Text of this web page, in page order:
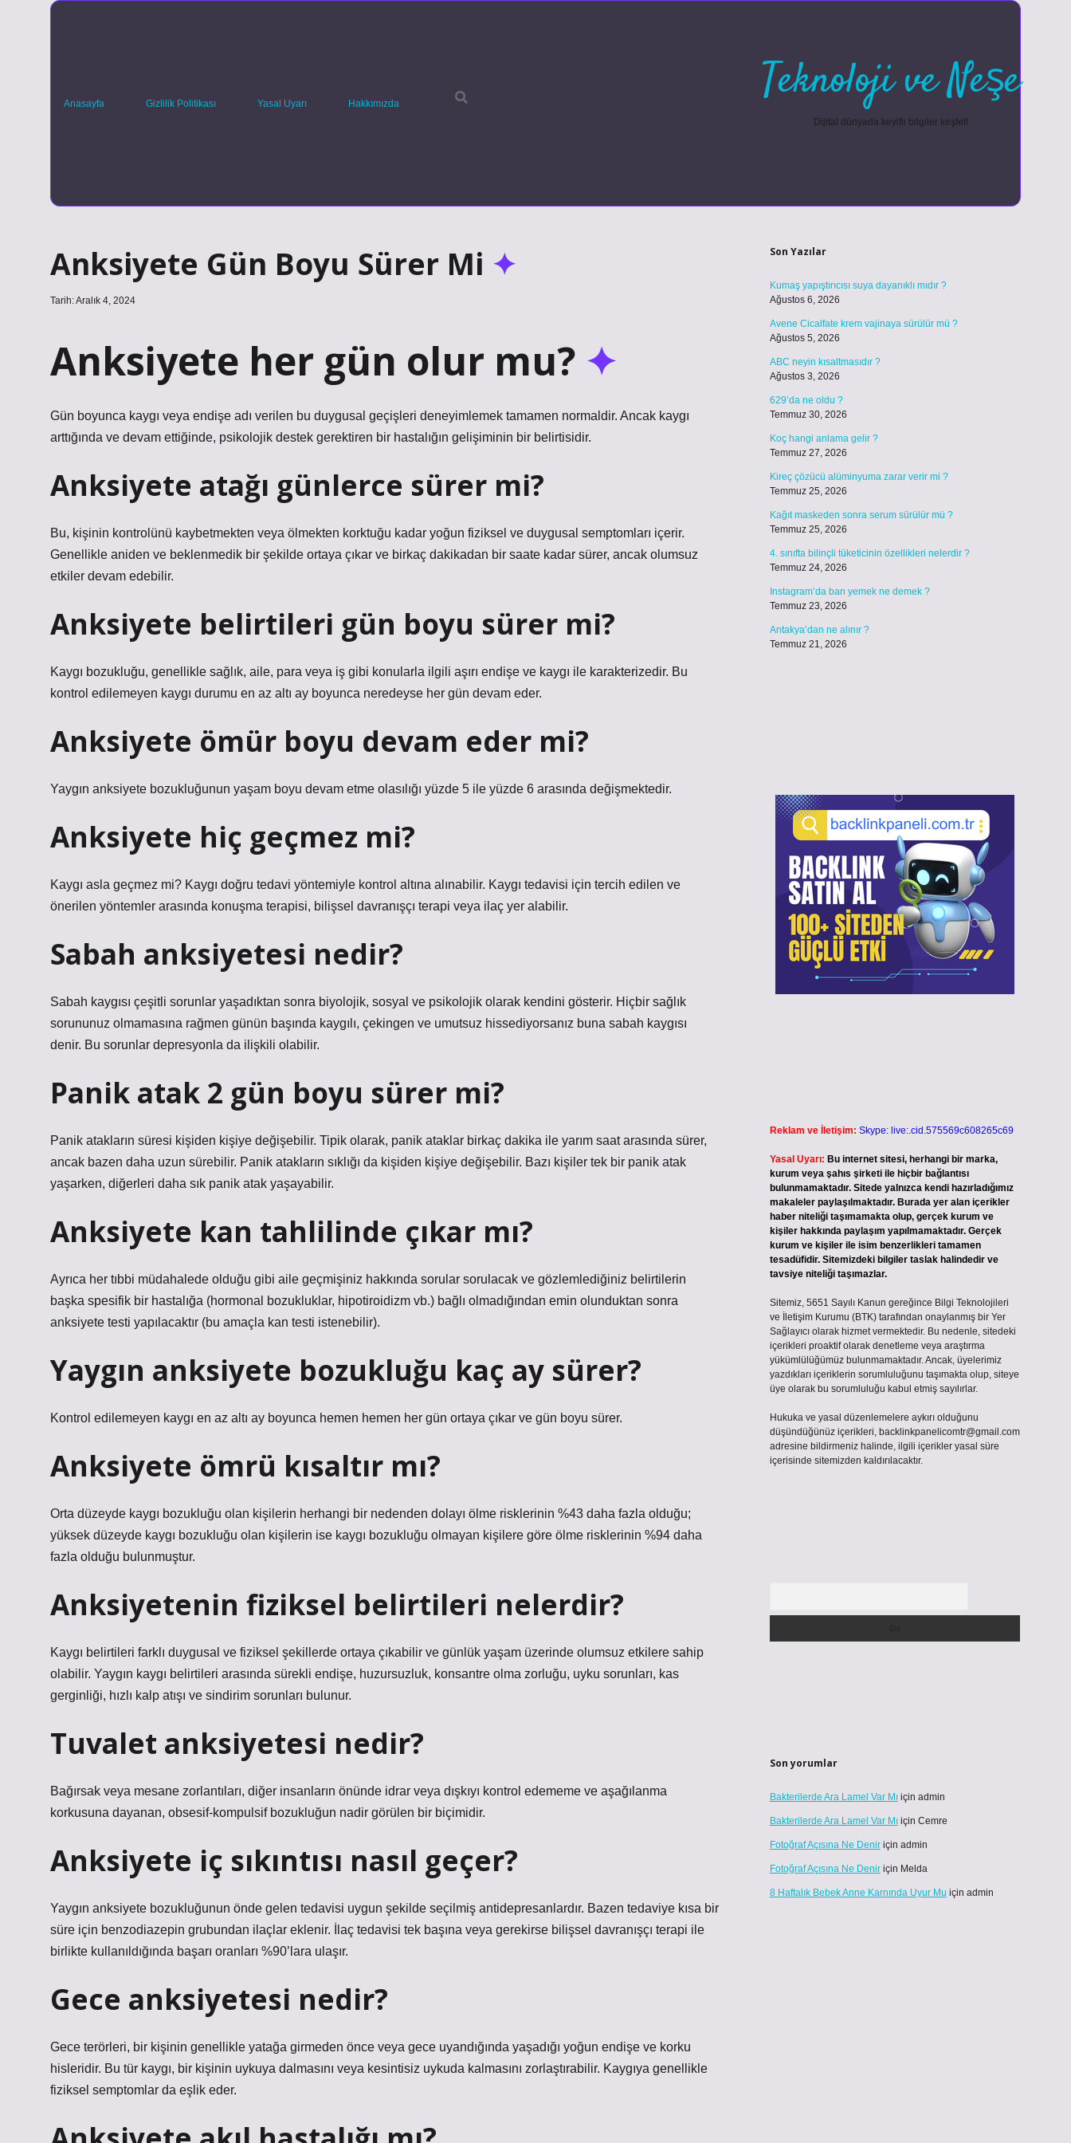
Anasayfa Gizlilik Politikası Yasal Uyarı Hakkımızda Teknoloji ve Neşe
Dijital dünyada keyifli bilgiler keşfet!
Anksiyete Gün Boyu Sürer Mi
Tarih: Aralık 4, 2024
Anksiyete her gün olur mu?
Gün boyunca kaygı veya endişe adı verilen bu duygusal geçişleri deneyimlemek tamamen normaldir. Ancak kaygı
arttığında ve devam ettiğinde, psikolojik destek gerektiren bir hastalığın gelişiminin bir belirtisidir.
Anksiyete atağı günlerce sürer mi?
Bu, kişinin kontrolünü kaybetmekten veya ölmekten korktuğu kadar yoğun fiziksel ve duygusal semptomları içerir.
Genellikle aniden ve beklenmedik bir şekilde ortaya çıkar ve birkaç dakikadan bir saate kadar sürer, ancak olumsuz
etkiler devam edebilir.
Anksiyete belirtileri gün boyu sürer mi?
Kaygı bozukluğu, genellikle sağlık, aile, para veya iş gibi konularla ilgili aşırı endişe ve kaygı ile karakterizedir. Bu
kontrol edilemeyen kaygı durumu en az altı ay boyunca neredeyse her gün devam eder.
Anksiyete ömür boyu devam eder mi?
Yaygın anksiyete bozukluğunun yaşam boyu devam etme olasılığı yüzde 5 ile yüzde 6 arasında değişmektedir.
Anksiyete hiç geçmez mi?
Kaygı asla geçmez mi? Kaygı doğru tedavi yöntemiyle kontrol altına alınabilir. Kaygı tedavisi için tercih edilen ve
önerilen yöntemler arasında konuşma terapisi, bilişsel davranışçı terapi veya ilaç yer alabilir.
Sabah anksiyetesi nedir?
Sabah kaygısı çeşitli sorunlar yaşadıktan sonra biyolojik, sosyal ve psikolojik olarak kendini gösterir. Hiçbir sağlık
sorununuz olmamasına rağmen günün başında kaygılı, çekingen ve umutsuz hissediyorsanız buna sabah kaygısı
denir. Bu sorunlar depresyonla da ilişkili olabilir.
Panik atak 2 gün boyu sürer mi?
Panik atakların süresi kişiden kişiye değişebilir. Tipik olarak, panik ataklar birkaç dakika ile yarım saat arasında sürer,
ancak bazen daha uzun sürebilir. Panik atakların sıklığı da kişiden kişiye değişebilir. Bazı kişiler tek bir panik atak
yaşarken, diğerleri daha sık panik atak yaşayabilir.
Anksiyete kan tahlilinde çıkar mı?
Ayrıca her tıbbi müdahalede olduğu gibi aile geçmişiniz hakkında sorular sorulacak ve gözlemlediğiniz belirtilerin
başka spesifik bir hastalığa (hormonal bozukluklar, hipotiroidizm vb.) bağlı olmadığından emin olunduktan sonra
anksiyete testi yapılacaktır (bu amaçla kan testi istenebilir).
Yaygın anksiyete bozukluğu kaç ay sürer?
Kontrol edilemeyen kaygı en az altı ay boyunca hemen hemen her gün ortaya çıkar ve gün boyu sürer.
Anksiyete ömrü kısaltır mı?
Orta düzeyde kaygı bozukluğu olan kişilerin herhangi bir nedenden dolayı ölme risklerinin %43 daha fazla olduğu;
yüksek düzeyde kaygı bozukluğu olan kişilerin ise kaygı bozukluğu olmayan kişilere göre ölme risklerinin %94 daha
fazla olduğu bulunmuştur.
Anksiyetenin fiziksel belirtileri nelerdir?
Kaygı belirtileri farklı duygusal ve fiziksel şekillerde ortaya çıkabilir ve günlük yaşam üzerinde olumsuz etkilere sahip
olabilir. Yaygın kaygı belirtileri arasında sürekli endişe, huzursuzluk, konsantre olma zorluğu, uyku sorunları, kas
gerginliği, hızlı kalp atışı ve sindirim sorunları bulunur.
Tuvalet anksiyetesi nedir?
Bağırsak veya mesane zorlantıları, diğer insanların önünde idrar veya dışkıyı kontrol edememe ve aşağılanma
korkusuna dayanan, obsesif-kompulsif bozukluğun nadir görülen bir biçimidir.
Anksiyete iç sıkıntısı nasıl geçer?
Yaygın anksiyete bozukluğunun önde gelen tedavisi uygun şekilde seçilmiş antidepresanlardır. Bazen tedaviye kısa bir
süre için benzodiazepin grubundan ilaçlar eklenir. İlaç tedavisi tek başına veya gerekirse bilişsel davranışçı terapi ile
birlikte kullanıldığında başarı oranları %90’lara ulaşır.
Gece anksiyetesi nedir?
Gece terörleri, bir kişinin genellikle yatağa girmeden önce veya gece uyandığında yaşadığı yoğun endişe ve korku
hisleridir. Bu tür kaygı, bir kişinin uykuya dalmasını veya kesintisiz uykuda kalmasını zorlaştırabilir. Kaygıya genellikle
fiziksel semptomlar da eşlik eder.
Son Yazılar
Kumaş yapıştırıcısı suya dayanıklı mıdır ?
Ağustos 6, 2026
Avene Cicalfate krem vajinaya sürülür mü ?
Ağustos 5, 2026
ABC neyin kısaltmasıdır ?
Ağustos 3, 2026
629’da ne oldu ?
Temmuz 30, 2026
Koç hangi anlama gelir ?
Temmuz 27, 2026
Kireç çözücü alüminyuma zarar verir mi ?
Temmuz 25, 2026
Kağıt maskeden sonra serum sürülür mü ?
Temmuz 25, 2026
4. sınıfta bilinçli tüketicinin özellikleri nelerdir ?
Temmuz 24, 2026
Instagram’da ban yemek ne demek ?
Temmuz 23, 2026
Antakya’dan ne alınır ?
Temmuz 21, 2026
Reklam ve İletişim: Skype: live:.cid.575569c608265c69
Yasal Uyarı: Bu internet sitesi, herhangi bir marka,
kurum veya şahıs şirketi ile hiçbir bağlantısı
bulunmamaktadır. Sitede yalnızca kendi hazırladığımız
makaleler paylaşılmaktadır. Burada yer alan içerikler
haber niteliği taşımamakta olup, gerçek kurum ve
kişiler hakkında paylaşım yapılmamaktadır. Gerçek
kurum ve kişiler ile isim benzerlikleri tamamen
tesadüfidir. Sitemizdeki bilgiler taslak halindedir ve
tavsiye niteliği taşımazlar.
Sitemiz, 5651 Sayılı Kanun gereğince Bilgi Teknolojileri
ve İletişim Kurumu (BTK) tarafından onaylanmış bir Yer
Sağlayıcı olarak hizmet vermektedir. Bu nedenle, sitedeki
içerikleri proaktif olarak denetleme veya araştırma
yükümlülüğümüz bulunmamaktadır. Ancak, üyelerimiz
yazdıkları içeriklerin sorumluluğunu taşımakta olup, siteye
üye olarak bu sorumluluğu kabul etmiş sayılırlar.
Hukuka ve yasal düzenlemelere aykırı olduğunu
düşündüğünüz içerikleri, backlinkpanelicomtr@gmail.com
adresine bildirmeniz halinde, ilgili içerikler yasal süre
içerisinde sitemizden kaldırılacaktır.
Son yorumlar
Bakterilerde Ara Lamel Var Mıiçin admin
Bakterilerde Ara Lamel Var Mıiçin Cemre
Fotoğraf Açısına Ne Deniriçin admin
Fotoğraf Açısına Ne Deniriçin Melda
8 Haftalık Bebek Anne Karnında Uyur Mu için admin